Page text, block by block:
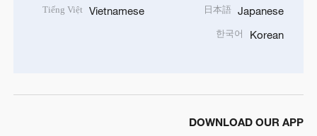
Japanese
日本語
Korean
한국어
Vietnamese
Tiếng Việt
DOWNLOAD OUR APP